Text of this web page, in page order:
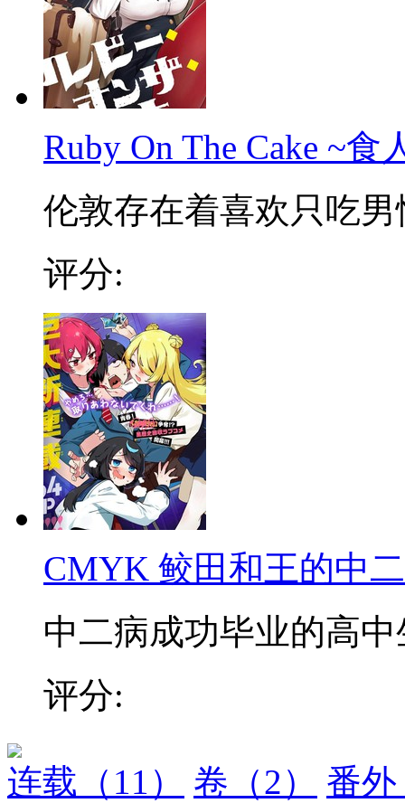
Ruby On The Cake ~食
伦敦存在着喜欢只吃男
评分:
CMYK 鲛田和王的中
中二病成功毕业的高中
评分:
连载 （11） 卷 （2） 番外